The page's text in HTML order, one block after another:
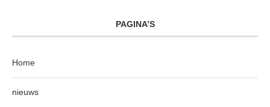
PAGINA’S
Home
nieuws